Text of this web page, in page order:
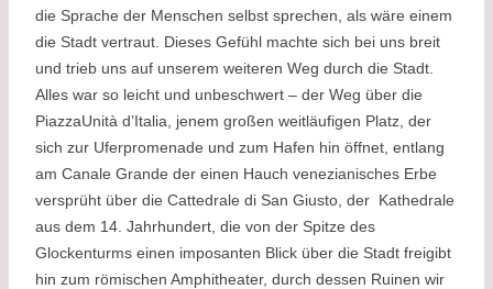
die Sprache der Menschen selbst sprechen, als wäre einem
die Stadt vertraut. Dieses Gefühl machte sich bei uns breit
und trieb uns auf unserem weiteren Weg durch die Stadt.
Alles war so leicht und unbeschwert – der Weg über die
PiazzaUnità d’Italia, jenem großen weitläufigen Platz, der
sich zur Uferpromenade und zum Hafen hin öffnet, entlang
am Canale Grande der einen Hauch venezianisches Erbe
versprüht über die Cattedrale di San Giusto, der Kathedrale
aus dem 14. Jahrhundert, die von der Spitze des
Glockenturms einen imposanten Blick über die Stadt freigibt
hin zum römischen Amphitheater, durch dessen Ruinen wir